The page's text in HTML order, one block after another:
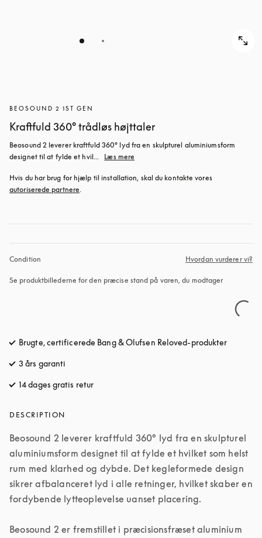
BEOSOUND 2 1ST GEN
Kraftfuld 360° trådløs højttaler
Beosound 2 leverer kraftfuld 360° lyd fra en skulpturel aluminiumsform
designet til at fylde et hvil...
Læs mere
Hvis du har brug for hjælp til installation, skal du kontakte vores
autoriserede partnere.
Condition Hvordan vurderer vi?
Se produktbillederne for den præcise stand på varen, du modtager
Brugte, certificerede Bang & Olufsen Reloved-produkter
3 års garanti
14 dages gratis retur
DESCRIPTION
Beosound 2 leverer kraftfuld 360° lyd fra en skulpturel
aluminiumsform designet til at fylde et hvilket som helst
rum med klarhed og dybde. Det kegleformede design
sikrer afbalanceret lyd i alle retninger, hvilket skaber en
fordybende lytteoplevelse uanset placering.
Beosound 2 er fremstillet i præcisionsfræset aluminium